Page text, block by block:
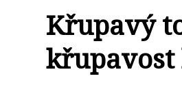
Křupavý
křupavost